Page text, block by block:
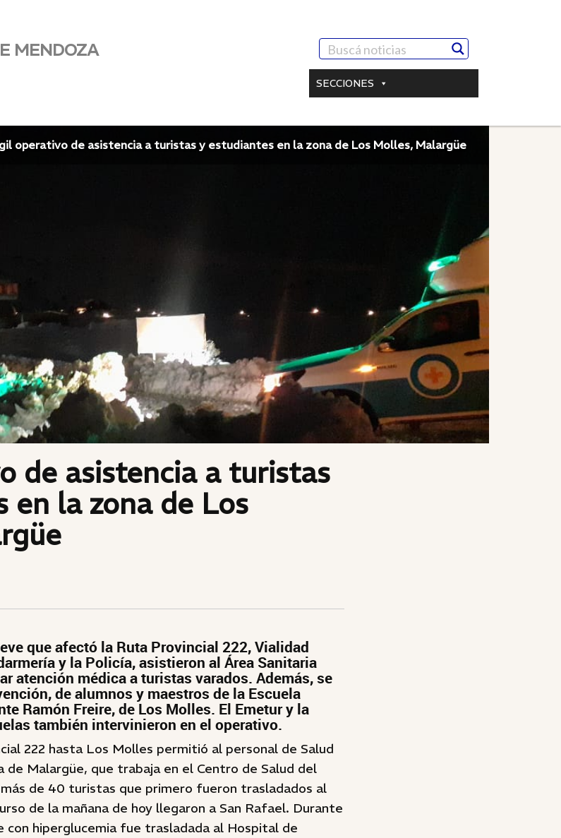
MENDOZA
SECCIONES
operativo de asistencia a turistas y estudiantes en la zona de Los Molles, Malargüe
de asistencia a turistas
en la zona de Los
que afectó la Ruta Provincial 222, Vialidad
y la Policía, asistieron al Área Sanitaria
atención médica a turistas varados. Además, se
de alumnos y maestros de la Escuela
Ramón Freire, de Los Molles. El Emetur y la
también intervinieron en el operativo.
222 hasta Los Molles permitió al personal de Salud
de Malargüe, que trabaja en el Centro de Salud del
de 40 turistas que primero fueron trasladados al
de la mañana de hoy llegaron a San Rafael. Durante
hiperglucemia fue trasladada al Hospital de